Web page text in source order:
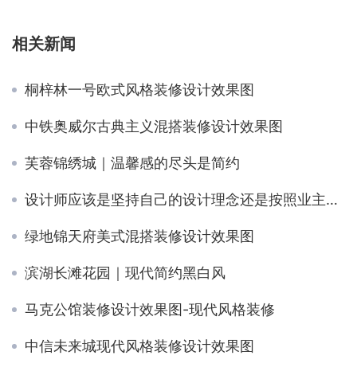
相关新闻
桐梓林一号欧式风格装修设计效果图
中铁奥威尔古典主义混搭装修设计效果图
芙蓉锦绣城｜温馨感的尽头是简约
设计师应该是坚持自己的设计理念还是按照业主的要求来画图
绿地锦天府美式混搭装修设计效果图
滨湖长滩花园｜现代简约黑白风
马克公馆装修设计效果图-现代风格装修
中信未来城现代风格装修设计效果图